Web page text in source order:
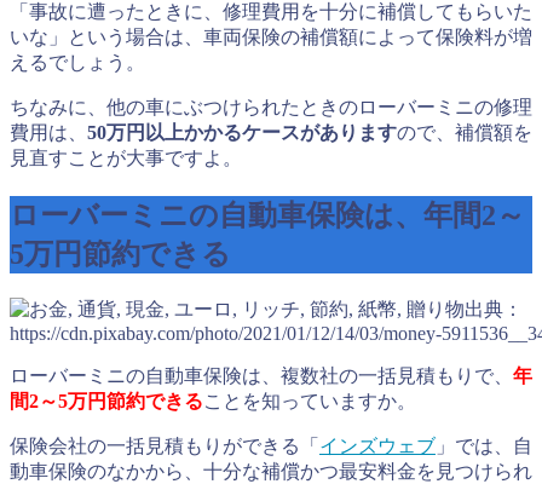
「事故に遭ったときに、修理費用を十分に補償してもらいた
いな」という場合は、車両保険の補償額によって保険料が増
えるでしょう。
ちなみに、他の車にぶつけられたときのローバーミニの修理
費用は、 50万円以上かかるケースがありますので、補償額を
見直すことが大事ですよ。
ローバーミニの自動車保険は、年間2～
5万円節約できる
出典：
https://cdn.pixabay.com/photo/2021/01/12/14/03/money-
ローバーミニの自動車保険は、複数社の一括見積もりで、 年
間2～5万円節約できることを知っていますか。
保険会社の一括見積もりができる「 インズウェブ 」では、自
動車保険のなかから、十分な補償かつ最安料金を見つけられ